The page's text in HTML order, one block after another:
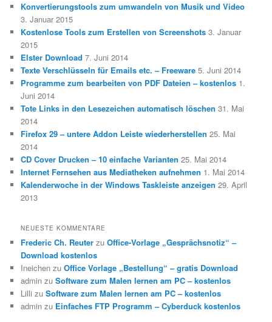
Konvertierungstools zum umwandeln von Musik und Video
3. Januar 2015
Kostenlose Tools zum Erstellen von Screenshots 3. Januar
2015
Elster Download 7. Juni 2014
Texte Verschlüsseln für Emails etc. – Freeware 5. Juni 2014
Programme zum bearbeiten von PDF Dateien – kostenlos 1.
Juni 2014
Tote Links in den Lesezeichen automatisch löschen 31. Mai
2014
Firefox 29 – untere Addon Leiste wiederherstellen 25. Mai
2014
CD Cover Drucken – 10 einfache Varianten 25. Mai 2014
Internet Fernsehen aus Mediatheken aufnehmen 1. Mai 2014
Kalenderwoche in der Windows Taskleiste anzeigen 29. April
2013
NEUESTE KOMMENTARE
Frederic Ch. Reuter zuOffice-Vorlage „Gesprächsnotiz“ –
Download kostenlos
Ineichen zuOffice Vorlage „Bestellung“ – gratis Download
admin zuSoftware zum Malen lernen am PC – kostenlos
Lilli zuSoftware zum Malen lernen am PC – kostenlos
admin zu Einfaches FTP Programm – Cyberduck kostenlos